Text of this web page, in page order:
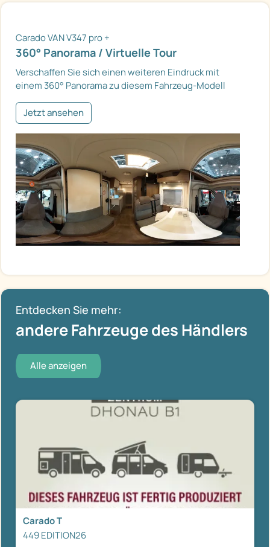
Carado VAN V347 pro +
360° Panorama / Virtuelle Tour
Verschaffen Sie sich einen weiteren Eindruck mit
einem 360° Panorama zu diesem Fahrzeug-Modell
Jetzt ansehen
Entdecken Sie mehr:
andere Fahrzeuge des Händlers
Alle anzeigen
Carado T
449 EDITION26